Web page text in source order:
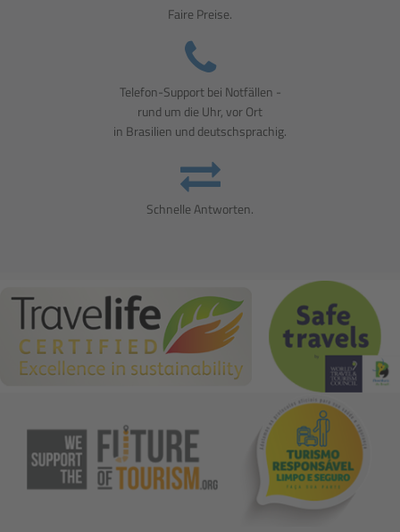
Faire Preise.
Telefon-Support bei Notfällen -
rund um die Uhr, vor Ort
in Brasilien und deutschsprachig.
Schnelle Antworten.